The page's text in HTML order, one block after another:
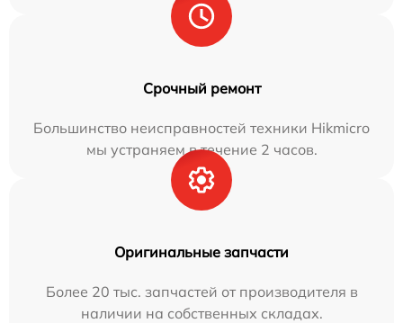
Срочный ремонт
Большинство неисправностей техники Hikmicro
мы устраняем в течение 2 часов.
Оригинальные запчасти
Более 20 тыс. запчастей от производителя в
наличии на собственных складах.